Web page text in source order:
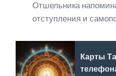
Отшельника
отступления и
Карты